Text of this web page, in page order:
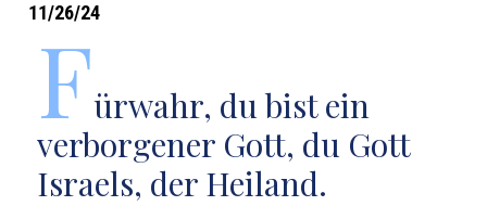
11/26/24
Fürwahr, du bist ein
verborgener Gott, du Gott
Israels, der Heiland.